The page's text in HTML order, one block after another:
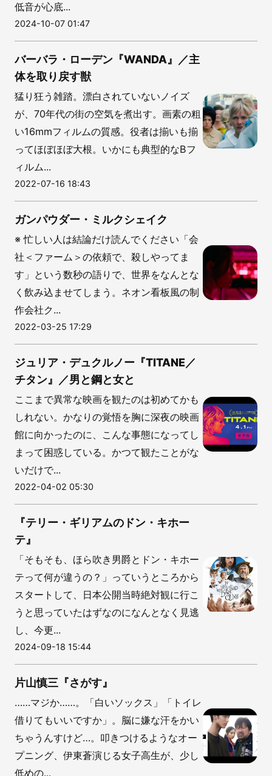
低音が心底...
2024-10-07 01:47
バーバラ・ローデン『WANDA』／主
体を取り戻す獣
猛り狂う雑踏。漂白されていないノイズ
が、70年代の街の空気を煮出す。画素の粗
い16mmフィルムの質感。役者は揃いも揃
ってほぼほぼ大根。いかにも典型的なBフ
ィルム...
2022-07-16 18:43
ガンパウダー・ミルクシェイク
※ 忙しい人は結論だけ読んでください「会
社＜ファーム＞の依頼で、殺しやってま
す」という数秒の語りで、世界をなんとな
く飲み込ませてしまう。ネオン看板風の制
作会社ク...
2022-03-25 17:29
ジュリア・デュクルノー『TITANE／
チタン』／男と鋼と女と
ここまで異常な映画を観たのは初めてかも
しれない。かなりの覚悟を胸に深夜の映画
館に向かったのに、こんな事態になってし
まって困惑している。かつて観たことがな
いだけで...
2022-04-02 05:30
『テリー・ギリアムのドン・キホー
テ』
「そもそも、ほら吹き男爵とドン・キホー
テって何が違うの？」っていうところから
スタートして、日本公開当時絶対観に行こ
うと思っていたはずなのになんとなく見逃
し、今更...
2024-09-18 15:44
片山慎三『さがす』
……マジか……。「白いソックス」「トイレ
借りてもいいですか」。脳に嫌な汗をかい
ちゃうんすけど…。叩きつけるようなオー
プニング、伊東蒼演じる女子高生が、少し
低めの...